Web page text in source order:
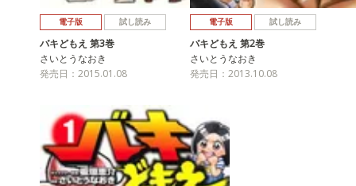
電子版 試し読み
バキどもえ 第3巻
さいとうなおき
発売日：2015.01.08
電子版 試し読み
バキどもえ 第2巻
さいとうなおき
発売日：2013.10.08